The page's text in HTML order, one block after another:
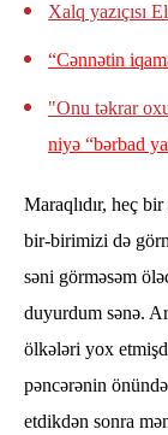
Xalq yazıçısı
“Cənnətin
"Onu təkrar
niyə “bərbad
Maraqlıdır, heç
bir-birimizi də
səni görməsəm
duyurdum sənə.
ölkələri yox
pəncərənin
etdikdən sonra